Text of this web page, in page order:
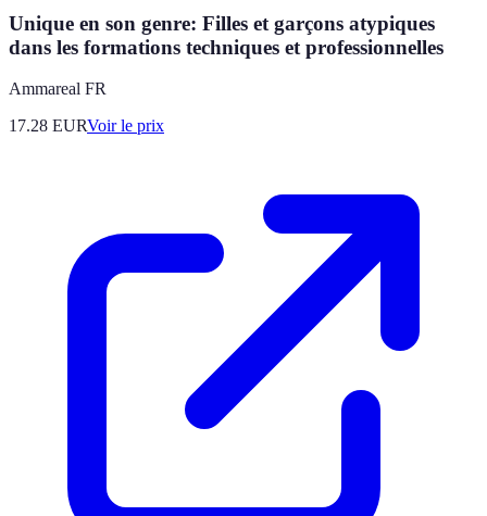
Unique en son genre: Filles et garçons atypiques
dans les formations techniques et professionnelles
Ammareal FR
17.28 EURVoir le prix